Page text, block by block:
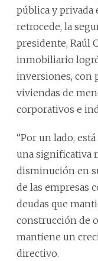
pública y privada
retrocede, la
presidente, Raúl
inmobiliario
inversiones, con
viviendas de
corporativos e
“Por un lado,
una significativa
disminución en
de las empresas
deudas que
construcción de
mantiene un
directivo.